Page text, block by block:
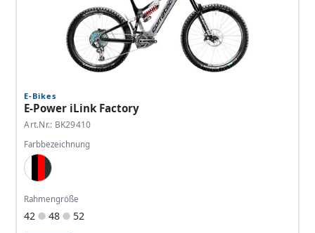
E-Bikes
E-Power iLink Factory
Art.Nr.: BK29410
Farbbezeichnung
Silver Gray, Pearlized Black, Red, Anthracite
Rahmengröße
42 48 52